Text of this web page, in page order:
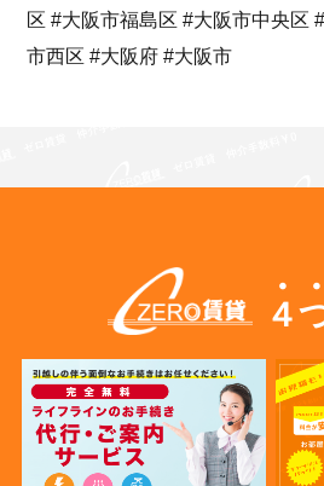
区 #大阪市福島区 #大阪市中央区
市西区 #大阪府 #大阪市
４